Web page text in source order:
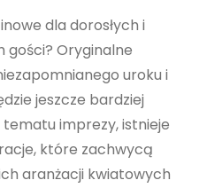
dla dorosłych i
gości? Oryginalne
uroku i
jeszcze bardziej
tematu imprezy, istnieje
które zachwycą
aranżacji kwiatowych